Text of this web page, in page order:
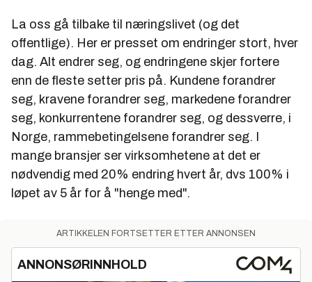
La oss gå tilbake til næringslivet (og det
offentlige). Her er presset om endringer stort, hver
dag. Alt endrer seg, og endringene skjer fortere
enn de fleste setter pris på. Kundene forandrer
seg, kravene forandrer seg, markedene forandrer
seg, konkurrentene forandrer seg, og dessverre, i
Norge, rammebetingelsene forandrer seg. I
mange bransjer ser virksomhetene at det er
nødvendig med 20% endring hvert år, dvs 100% i
løpet av 5 år for å "henge med".
ARTIKKELEN FORTSETTER ETTER ANNONSEN
ANNONSØRINNHOLD